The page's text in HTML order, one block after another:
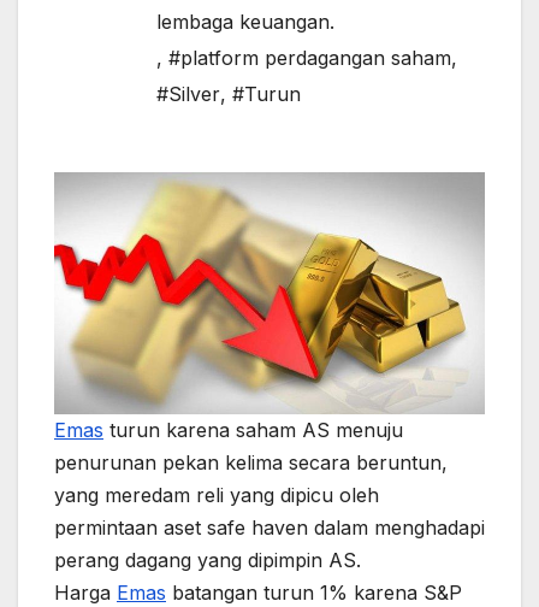
lembaga keuangan.
, #platform perdagangan saham,
#Silver, #Turun
Emas turun karena saham AS menuju
penurunan pekan kelima secara beruntun,
yang meredam reli yang dipicu oleh
permintaan aset safe haven dalam menghadapi
perang dagang yang dipimpin AS.
Harga Emas batangan turun 1% karena S&P